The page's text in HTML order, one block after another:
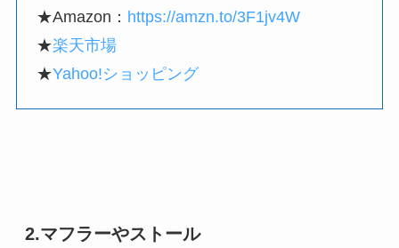
★Amazon： https://amzn.to/3F1jv4W
★楽天市場
★Yahoo!ショッピング
2.マフラーやストール